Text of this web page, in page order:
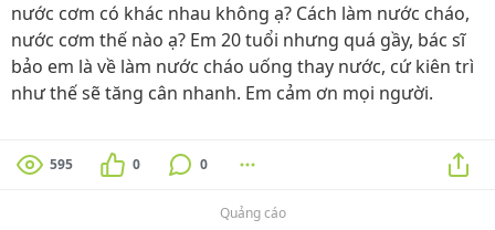
nước cơm có khác nhau không ạ? Cách làm nước cháo,
nước cơm thế nào ạ? Em 20 tuổi nhưng quá gầy, bác sĩ
bảo em là về làm nước cháo uống thay nước, cứ kiên trì
như thế sẽ tăng cân nhanh. Em cảm ơn mọi người.
595 0 0
Quảng cáo